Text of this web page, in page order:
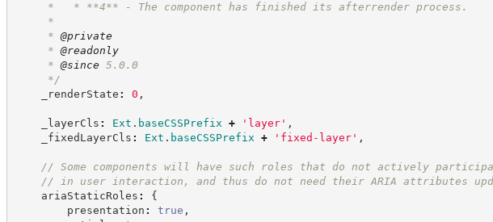
*   * **4** - The component has finished its afterrender process.
*
* @private
* @readonly
* @since 5.0.0
*/
_renderState : 0 ,
_layerCls : Ext . baseCSSPrefix + ' layer' ,
_fixedLayerCls : Ext . baseCSSPrefix + ' fixed-layer' ,
// Some components will have such roles that do not actively
// in user interaction, and thus do not need their ARIA attributes
ariaStaticRoles :
{
presentation : true ,